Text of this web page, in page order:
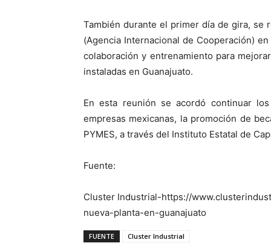
También durante el primer día de gira, se
(Agencia Internacional de Cooperación)
colaboración y entrenamiento para
instaladas en Guanajuato.
En esta reunión se acordó continuar
empresas mexicanas, la promoción de
PYMES, a través del Instituto Estatal de
Fuente:
Cluster Industrial-https://
nueva-planta-en-guanajuato
FUENTE
Cluster Industrial